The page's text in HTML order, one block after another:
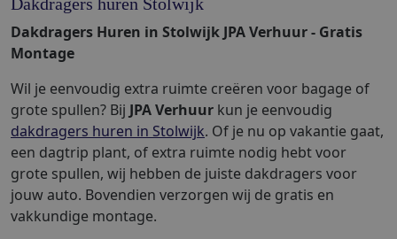
Dakdragers Huren in Stolwijk JPA Verhuur - Gratis
Montage
Wil je eenvoudig extra ruimte creëren voor bagage of
grote spullen? Bij JPA Verhuur kun je eenvoudig
dakdragers huren in Stolwijk. Of je nu op vakantie gaat,
een dagtrip plant, of extra ruimte nodig hebt voor
grote spullen, wij hebben de juiste dakdragers voor
jouw auto. Bovendien verzorgen wij de gratis en
vakkundige montage.